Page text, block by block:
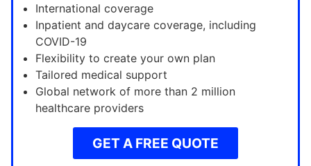
International coverage
Inpatient and daycare coverage, including
COVID-19
Flexibility to create your own plan
Tailored medical support
Global network of more than 2 million
healthcare providers
GET A FREE QUOTE